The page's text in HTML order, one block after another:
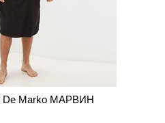
De Marko МАРВИН